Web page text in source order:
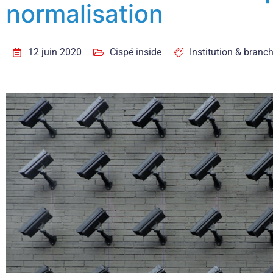
normalisation
12 juin 2020 Cispé inside Institution &